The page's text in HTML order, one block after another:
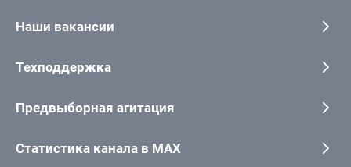
Наши вакансии
Техподдержка
Предвыборная агитация
Статистика канала в MAX